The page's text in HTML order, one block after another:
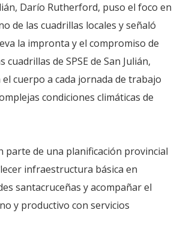
Darío Rutherford, puso el foco en
de las cuadrillas locales y señaló
la impronta y el compromiso de
de SPSE de San Julián,
cuerpo a cada jornada de trabajo
condiciones climáticas de
parte de una planificación provincial
infraestructura básica en
santacruceñas y acompañar el
y productivo con servicios